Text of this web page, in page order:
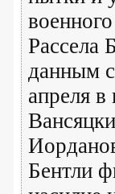
Рассела
данным
апреля в
Бентли